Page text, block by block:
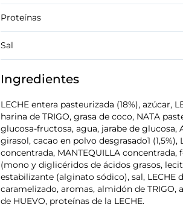
Proteínas
Sal
Ingredientes
LECHE entera pasteurizada (18%), azúcar,
harina de TRIGO, grasa de coco, NATA
glucosa-fructosa, agua, jarabe de glucosa,
girasol, cacao en polvo desgrasado1
concentrada, MANTEQUILLA
(mono y diglicéridos de ácidos grasos,
estabilizante (alginato sódico), sal, LECHE
caramelizado, aromas, almidón de TRIGO,
de HUEVO, proteínas de la LECHE.